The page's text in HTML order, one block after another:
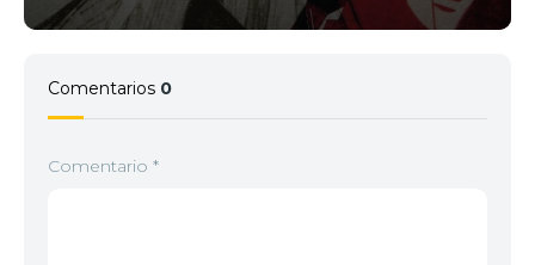
Comentarios 0
Comentario *